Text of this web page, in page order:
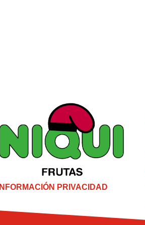
INFORMACIÓN PRIVACIDAD